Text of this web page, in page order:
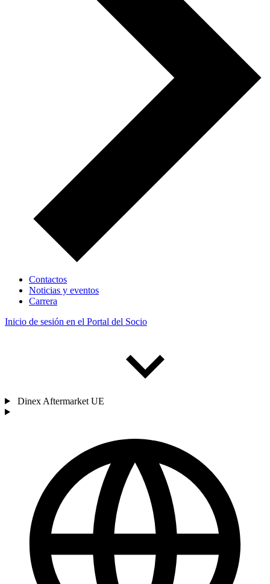
Contactos
Noticias y eventos
Carrera
Inicio de sesión en el Portal del Socio
Dinex Aftermarket UE